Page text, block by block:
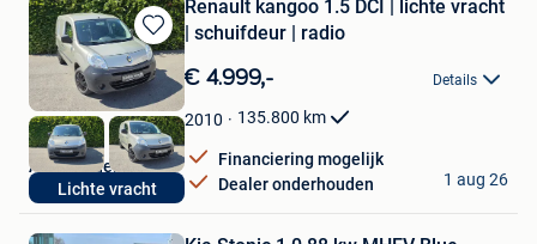
Bewaren
in
Mijn
Favorieten
Lichte vracht
Renault kangoo 1.5 DCI | lichte vracht
| schuifdeur | radio
€ 4.999,- Details
2010 135.800 km
Financiering mogelijk
Dealer onderhouden
Autohandel Decock
Ieper
1 aug 26